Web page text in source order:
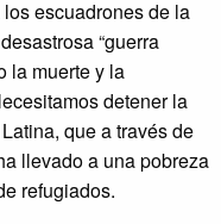
escuadrones de la
“guerra
la muerte y la
detener la
que a través de
llevado a una pobreza
refugiados.